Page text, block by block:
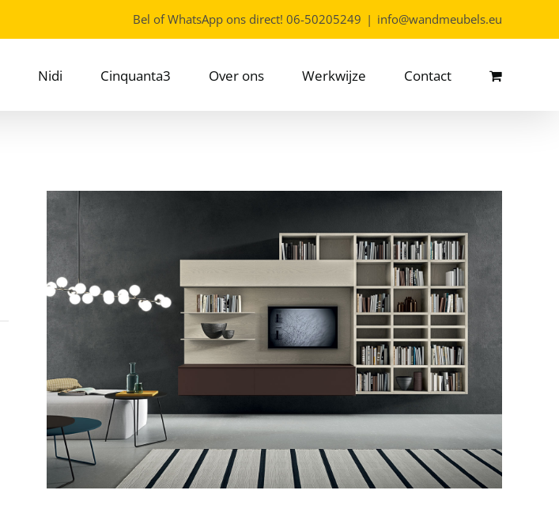
Bel of WhatsApp ons direct! 06-50205249 | info@wandmeubels.eu
Nidi Cinquanta3 Over ons Werkwijze Contact